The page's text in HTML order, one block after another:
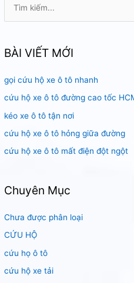
k
ế
m
:
BÀI VIẾT MỚI
gọi cứu hộ xe ô tô nhanh
cứu hộ xe ô tô đường cao tốc
kéo xe ô tô tận nơi
cứu hộ xe ô tô hỏng giữa đường
cứu hộ xe ô tô mất điện đột ngột
Chuyên Mục
Chưa được phân loại
CỨU HỘ
cứu họ ô tô
cứu hộ xe tải
Văn
Trỗi